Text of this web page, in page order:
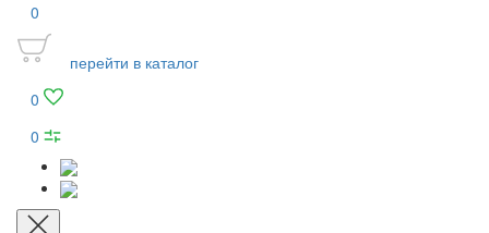
0
перейти в каталог
0
0